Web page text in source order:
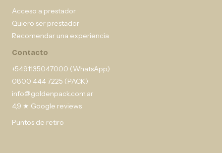
Acceso a prestador
Quiero ser prestador
Recomendar una experiencia
Contacto
+5491135047000 (WhatsApp)
0800 444 7225 (PACK)
info@goldenpack.com.ar
4,9 ★ Google reviews
Puntos de retiro